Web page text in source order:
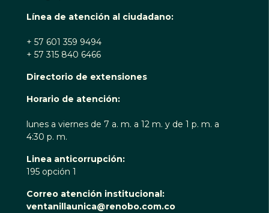
Línea de atención al ciudadano:
+ 57 601 359 9494
+ 57 315 840 6466
Directorio de extensiones
Horario de atención:
lunes a viernes de 7 a. m. a 12 m. y de 1 p. m. a
4:30 p. m.
Linea anticorrupción:
195 opción 1
Correo atención institucional:
ventanillaunica@renobo.com.co